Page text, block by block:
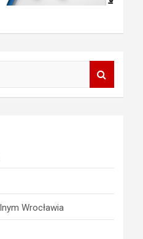
Wrocławia